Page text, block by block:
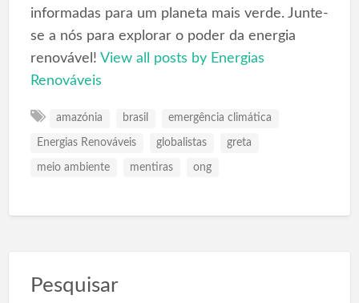
informadas para um planeta mais verde. Junte-
se a nós para explorar o poder da energia
renovável! View all posts by Energias
Renováveis
amazónia brasil emergência climática
Energias Renováveis globalistas greta
meio ambiente mentiras ong
Pesquisar